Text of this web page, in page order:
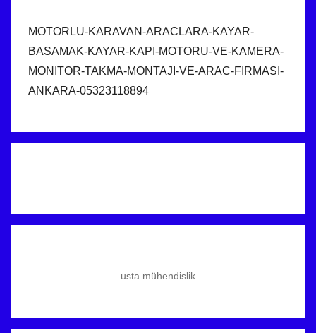
MOTORLU-KARAVAN-ARACLARA-KAYAR-
BASAMAK-KAYAR-KAPI-MOTORU-VE-KAMERA-
MONITOR-TAKMA-MONTAJI-VE-ARAC-FIRMASI-
ANKARA-05323118894
usta mühendislik